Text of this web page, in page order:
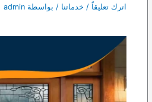
اترك تعليقاً / خدماتنا / بواسطة admin